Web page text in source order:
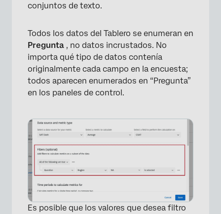
conjuntos de texto.
Todos los datos del Tablero se enumeran en
Pregunta , no datos incrustados. No
importa qué tipo de datos contenía
originalmente cada campo en la encuesta;
todos aparecen enumerados en “Pregunta”
en los paneles de control.
Es posible que los valores que desea filtro